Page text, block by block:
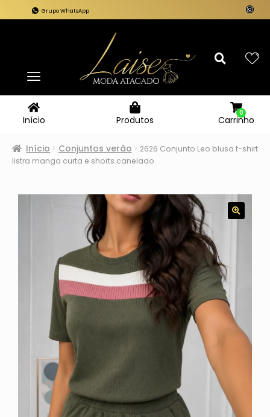
Grupo WhatsApp
Início Produtos Carrinho
0
Início Conjuntos verão
2626 Conjunto Leo blusa t-shirt
listra manga curta e shorts canelado